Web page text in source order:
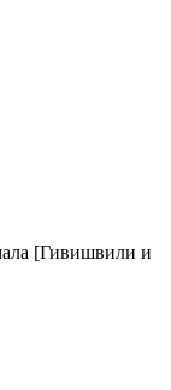
[Гивишвили и